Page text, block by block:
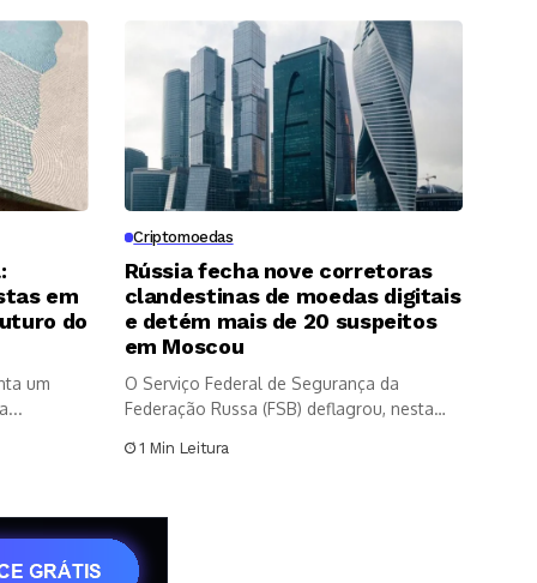
em
do
um
Criptomoedas
Rússia fecha nove corretoras
clandestinas de moedas digitais
e detém mais de 20 suspeitos
em Moscou
O Serviço Federal de Segurança da
Federação Russa (FSB) deflagrou, nesta
1 Min Leitura